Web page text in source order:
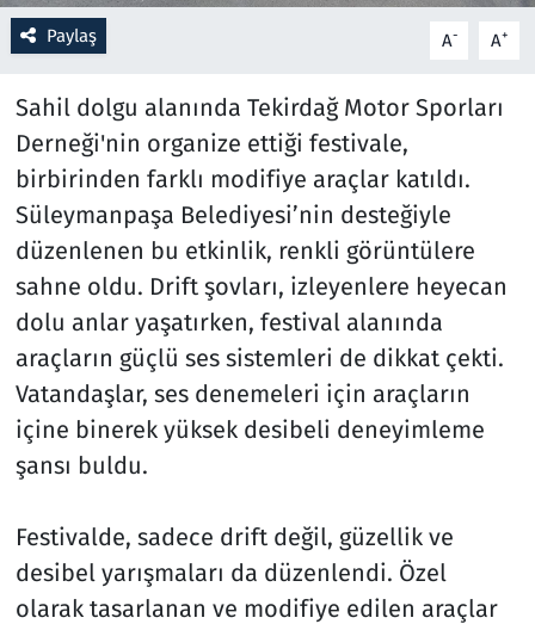
Paylaş A- A+
Sahil dolgu alanında Tekirdağ Motor Sporları
Derneği'nin organize ettiği festivale,
birbirinden farklı modifiye araçlar katıldı.
Süleymanpaşa Belediyesi’nin desteğiyle
düzenlenen bu etkinlik, renkli görüntülere
sahne oldu. Drift şovları, izleyenlere heyecan
dolu anlar yaşatırken, festival alanında
araçların güçlü ses sistemleri de dikkat çekti.
Vatandaşlar, ses denemeleri için araçların
içine binerek yüksek desibeli deneyimleme
şansı buldu.
Festivalde, sadece drift değil, güzellik ve
desibel yarışmaları da düzenlendi. Özel
olarak tasarlanan ve modifiye edilen araçlar
Spor
Teknoloji ve Bilim
Televizyon